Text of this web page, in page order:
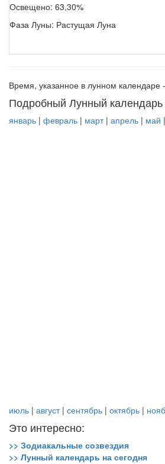
Освещено: 63,30%
Фаза Луны: Растущая Луна
Время, указанное в лунном календаре
Подробный Лунный календарь
январь | февраль | март| апрель | май |
июль | август| сентябрь | октябрь |
Это интересно:
>> Зодиакальные созвездия
>> Лунный календарь на сегодня